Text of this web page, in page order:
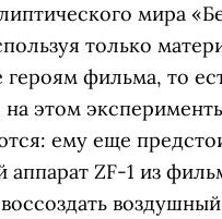
мира
только
героям фильма, то
на этом
ему еще
аппарат ZF-1 из